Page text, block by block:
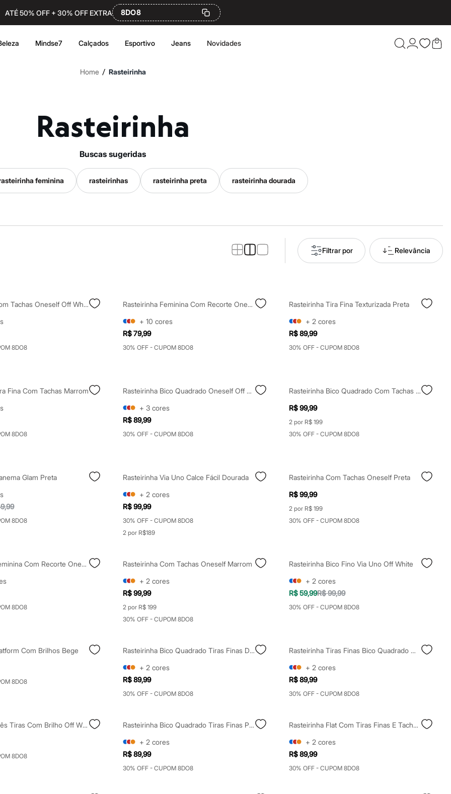
ATÉ 50% OFF + 30% OFF EXTRA 8DO8
Mindse7 Calçados Esportivo Jeans Novidades
Confira
Home / Rasteirinha
Rasteirinha
buscas sugeridas
feminina rasteirinhas rasteirinha preta rasteirinha dourada
Filtrar por Relevância
Rasteirinha Com Tachas Oneself Off White
8DO8
Rasteirinha Feminina Com Recorte Oneself Dourada
+ 10 cores
R$ 79,99
30% OFF - CUPOM 8DO8
Rasteirinha Tira Fina Texturizada Preta
+ 2 cores
R$ 89,99
30% OFF - CUPOM 8DO8
Fina Com Tachas Marrom
8DO8
Rasteirinha Bico Quadrado Oneself Off White
+ 3 cores
R$ 89,99
30% OFF - CUPOM 8DO8
Rasteirinha Bico Quadrado Com Tachas Dourada
R$ 99,99
2 por R$ 199
30% OFF - CUPOM 8DO8
Glam Preta
8DO8
Rasteirinha Via Uno Calce Fácil Dourada
+ 2 cores
R$ 99,99
30% OFF - CUPOM 8DO8
2 por R$189
Rasteirinha Com Tachas Oneself Preta
R$ 99,99
2 por R$ 199
30% OFF - CUPOM 8DO8
Rasteirinha Feminina Com Recorte Oneself Preta
8DO8
Rasteirinha Com Tachas Oneself Marrom
+ 2 cores
R$ 99,99
2 por R$ 199
30% OFF - CUPOM 8DO8
Rasteirinha Bico Fino Via Uno Off White
+ 2 cores
R$ 59,99R$ 99,99
30% OFF - CUPOM 8DO8
Com Brilhos Bege
8DO8
Rasteirinha Bico Quadrado Tiras Finas Dourada
+ 2 cores
R$ 89,99
30% OFF - CUPOM 8DO8
Rasteirinha Tiras Finas Bico Quadrado Off White
+ 2 cores
R$ 89,99
30% OFF - CUPOM 8DO8
Rasteirinha Três Tiras Com Brilho Off White
8DO8
Rasteirinha Bico Quadrado Tiras Finas Prateada
+ 2 cores
R$ 89,99
30% OFF - CUPOM 8DO8
Rasteirinha Flat Com Tiras Finas E Tachas Preta
+ 2 cores
R$ 89,99
30% OFF - CUPOM 8DO8